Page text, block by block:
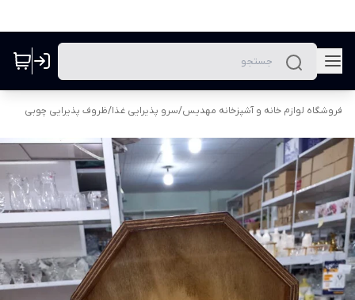
فروشگاه لوازم خانه و آشپزخانه مهدیس/سرو پذیرایی غذا/ظروف پذیرایی چوبی